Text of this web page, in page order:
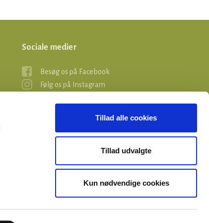
Tillad alle cookies
Tillad udvalgte
Kun nødvendige cookies
Sociale medier
Besøg os på Facebook
Følg os på Instagram